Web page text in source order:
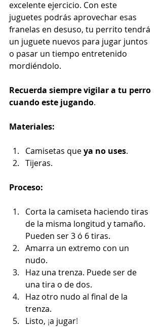
excelente ejercicio. Con este
juguetes podrás aprovechar esas
franelas en desuso, tu perrito tendrá
un juguete nuevos para jugar juntos
o pasar un tiempo entretenido
mordiéndolo.
Recuerda siempre vigilar a tu perro
cuando este jugando.
Materiales:
Camisetas que ya no uses.
Tijeras.
Proceso:
Corta la camiseta haciendo tiras
de la misma longitud y tamaño.
Pueden ser 3 ó 6 tiras.
Amarra un extremo con un
nudo.
Haz una trenza. Puede ser de
una tira o de dos.
Haz otro nudo al final de la
trenza.
Listo, ¡a jugar!